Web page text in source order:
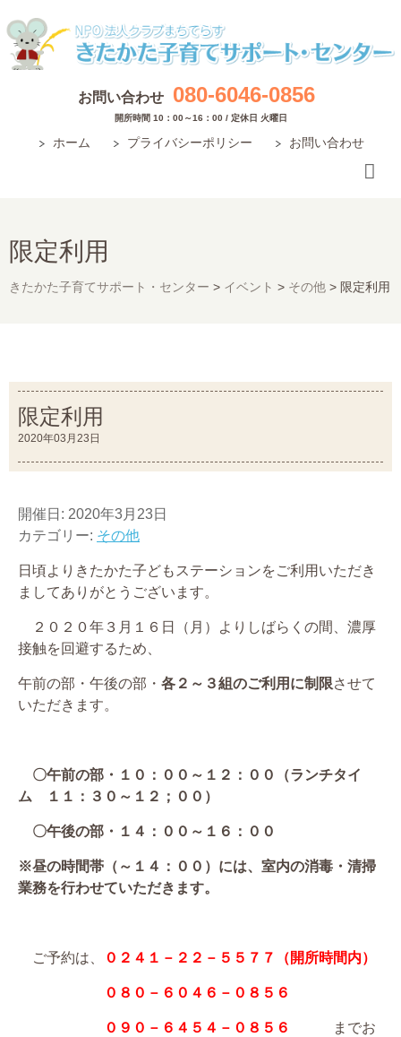
お問い合わせ 080-6046-0856
開所時間 10：00～16：00 / 定休日 火曜日
ホーム プライバシーポリシー お問い合わせ
限定利用
きたかた子育てサポート・センター > イベント > その他 > 限定利用
限定利用
2020年03月23日
開催日: 2020年3月23日
カテゴリー: その他
日頃よりきたかた子どもステーションをご利用いただき
ましてありがとうございます。
２０２０年３月１６日（月）よりしばらくの間、濃厚
接触を回避するため、
午前の部・午後の部・ 各２～３組のご利用に制限させて
いただきます。
〇午前の部・１０：００～１２：００（ランチタイ
ム １１：３０～１２；００）
〇午後の部・１４：００～１６：００
※昼の時間帯（～１４：００）には、室内の消毒・清掃
業務を行わせていただきます。
ご予約は、 ０２４１－２２－５５７７（開所時間内）
０８０－６０４６－０８５６
０９０－６４５４－０８５６
までお